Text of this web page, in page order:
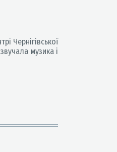
Чернігівської
музика і